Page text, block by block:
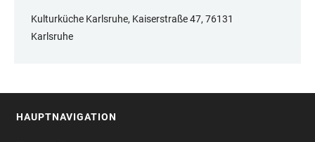
Kulturküche Karlsruhe, Kaiserstraße 47, 76131
Karlsruhe
HAUPTNAVIGATION